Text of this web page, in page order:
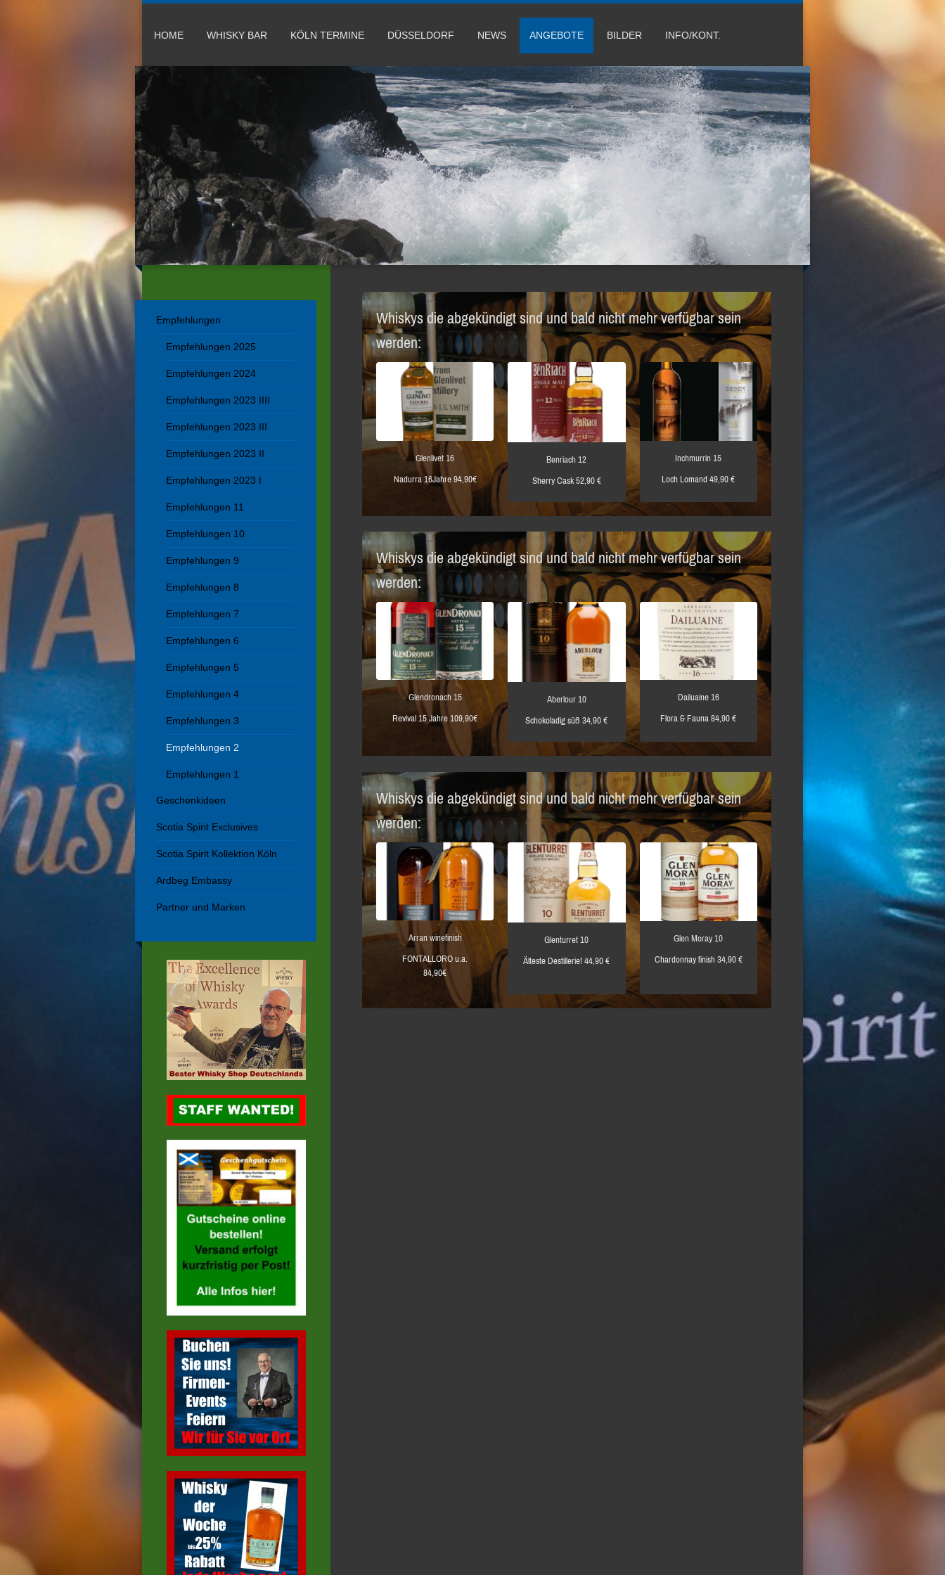
HOME WHISKY BAR KÖLN TERMINE DÜSSELDORF NEWS ANGEBOTE BILDER INFO/KONT.
Whiskys die abgekündigt sind und bald nicht mehr verfügbar sein
werden:
Glenlivet 16
Nadurra 16Jahre 94,90€
Benriach 12
Sherry Cask 52,90 €
Inchmurrin 15
Loch Lomand 49,90 €
Whiskys die abgekündigt sind und bald nicht mehr verfügbar sein
werden:
Glendronach 15
Revival 15 Jahre 109,90€
Aberlour 10
Schokoladig süß 34,90 €
Dailuaine 16
Flora & Fauna 84,90 €
Whiskys die abgekündigt sind und bald nicht mehr verfügbar sein
werden:
Arran winefinish
FONTALLORO u.a.
84,90€
Glenturret 10
Älteste Destillerie! 44,90 €
Glen Moray 10
Chardonnay finish 34,90 €
Empfehlungen
Empfehlungen 2025
Empfehlungen 2024
Empfehlungen 2023 IIII
Empfehlungen 2023 III
Empfehlungen 2023 II
Empfehlungen 2023 I
Empfehlungen 11
Empfehlungen 10
Empfehlungen 9
Empfehlungen 8
Empfehlungen 7
Empfehlungen 6
Empfehlungen 5
Empfehlungen 4
Empfehlungen 3
Empfehlungen 2
Empfehlungen 1
Geschenkideen
Scotia Spirit Exclusives
Scotia Spirit Kollektion Köln
Ardbeg Embassy
Partner und Marken